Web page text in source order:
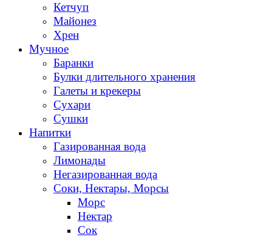
Кетчуп
Майонез
Хрен
Мучное
Баранки
Булки длительного хранения
Галеты и крекеры
Сухари
Сушки
Напитки
Газированная вода
Лимонады
Негазированная вода
Соки, Нектары, Морсы
Морс
Нектар
Сок